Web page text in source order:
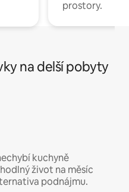
prostory.
na delší pobyty
kuchyně
život na měsíc
podnájmu.